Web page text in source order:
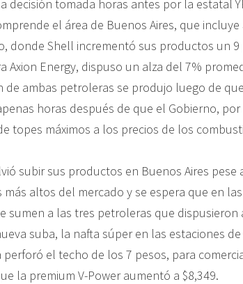
decisión tomada horas antes por la estatal
el área de Buenos Aires, que
donde Shell incrementó sus productos un
Axion Energy, dispuso un alza del 7%
de ambas petroleras se produjo luego de
horas después de que el Gobierno,
topes máximos a los precios de los
subir sus productos en Buenos Aires
más altos del mercado y se espera que en
sumen a las tres petroleras que dispusieron
suba, la nafta súper en las estaciones
perforó el techo de los 7 pesos, para
la premium V-Power aumentó a $8,349.